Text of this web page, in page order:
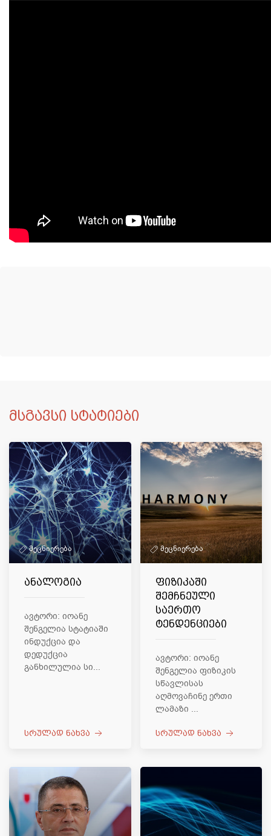
მსგავსი სტატიები
მეცნიერება
ანალოგია
ავტორი: იოანე
შენგელია სტატიაში
ინდუქცია და
დედუქცია
განხილულია სი...
სრულად ნახვა
მეცნიერება
ფიზიკაში
შემჩნეული
საერთო
ტენდენციები
ავტორი: იოანე
შენგელია ფიზიკის
სწავლისას
აღმოვაჩინე ერთი
ლამაზი ...
სრულად ნახვა